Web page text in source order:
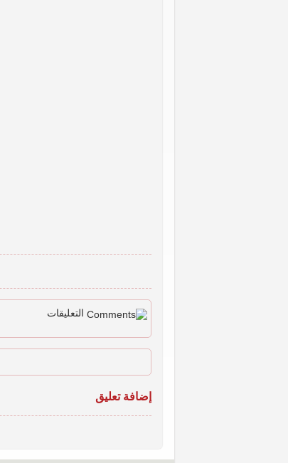
التعليقات
إضافة تعليق